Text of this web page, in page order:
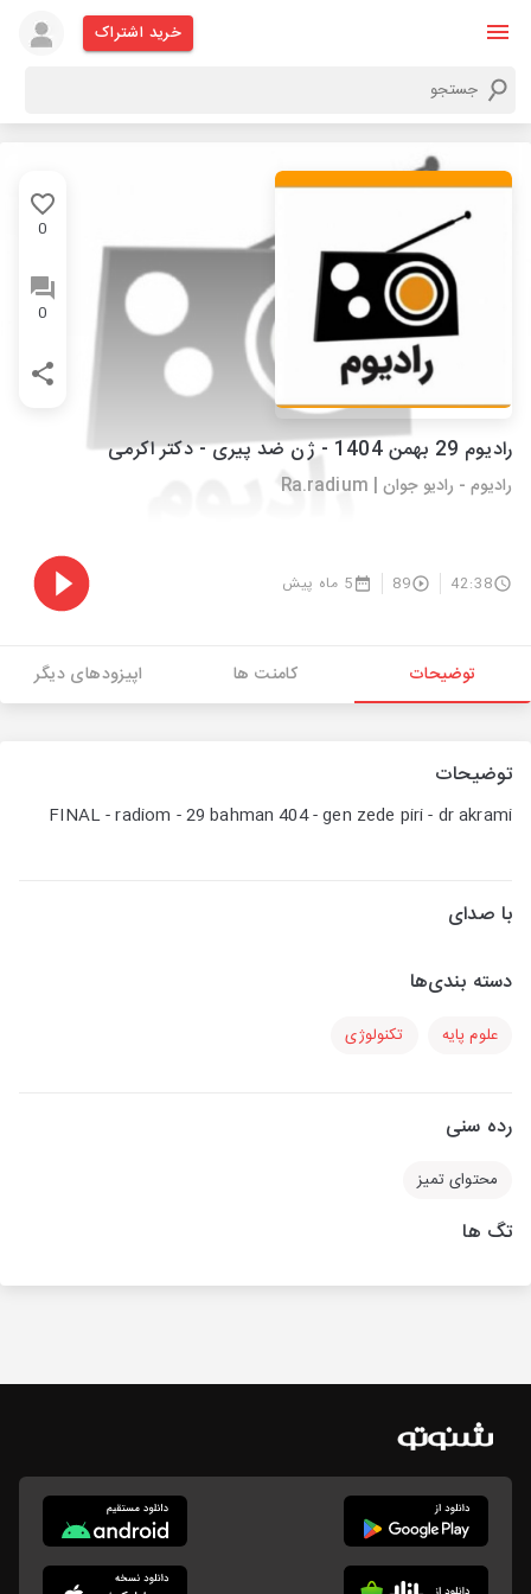
خرید اشتراک
0
0
رادیوم 29 بهمن 1404 - ژن ضد پیری - دکتر اکرمی
رادیوم - رادیو جوان | Ra.radium
42:38
89 5 ماه پیش
توضیحات کامنت ها اپیزودهای دیگر
توضیحات
FINAL - radiom - 29 bahman 404 - gen zede piri - dr akrami
با صدای
دسته بندی‌ها
علوم پایه تکنولوژی
رده سنی
محتوای تمیز
تگ ها